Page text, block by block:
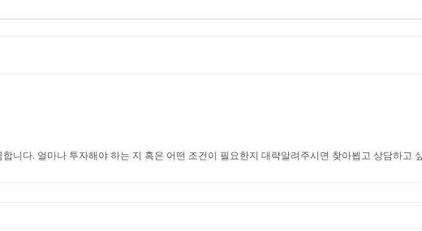
니다. 얼마나 투자해야 하는 지 혹은 어떤 조건이 필요한지 대략알려주시면 찾아뵙고 상담하고